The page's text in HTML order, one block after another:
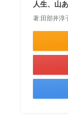
人生、山
著:田部井淳